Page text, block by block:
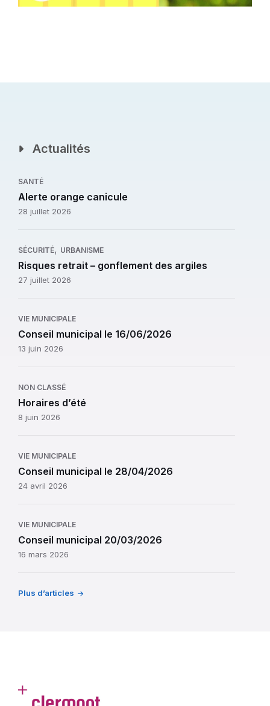
Actualités
SANTÉ
Alerte orange canicule
28 juillet 2026
SÉCURITÉ, URBANISME
Risques retrait – gonflement des argiles
27 juillet 2026
VIE MUNICIPALE
Conseil municipal le 16/06/2026
13 juin 2026
NON CLASSÉ
Horaires d’été
8 juin 2026
VIE MUNICIPALE
Conseil municipal le 28/04/2026
24 avril 2026
VIE MUNICIPALE
Conseil municipal 20/03/2026
16 mars 2026
Plus d’articles